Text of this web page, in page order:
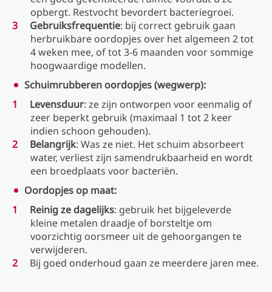
opbergt. Restvocht bevordert bacteriegroei.
Gebruiksfrequentie: bij correct gebruik gaan
herbruikbare oordopjes over het algemeen 2 tot
4 weken mee, of tot 3-6 maanden voor sommige
hoogwaardige modellen.
Schuimrubberen oordopjes (wegwerp):
Levensduur: ze zijn ontworpen voor eenmalig of
zeer beperkt gebruik (maximaal 1 tot 2 keer
indien schoon gehouden).
Belangrijk: Was ze niet. Het schuim absorbeert
water, verliest zijn samendrukbaarheid en wordt
een broedplaats voor bacteriën.
Oordopjes op maat:
Reinig ze dagelijks: gebruik het bijgeleverde
kleine metalen draadje of borsteltje om
voorzichtig oorsmeer uit de gehoorgangen te
verwijderen.
Bij goed onderhoud gaan ze meerdere jaren mee.